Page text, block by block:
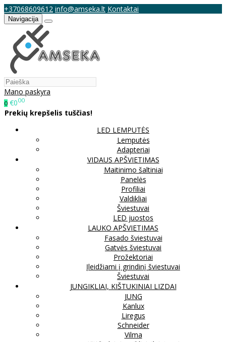
+37068609612 info@amseka.lt Kontaktai
Navigacija
Mano paskyra
0 €000
Prekių krepšelis tuščias!
LED LEMPUTĖS
Lemputės
Adapteriai
VIDAUS APŠVIETIMAS
Maitinimo šaltiniai
Panelės
Profiliai
Valdikliai
Šviestuvai
LED juostos
LAUKO APŠVIETIMAS
Fasado šviestuvai
Gatvės šviestuvai
Prožektoriai
Įleidžiami į grindinį šviestuvai
Šviestuvai
JUNGIKLIAI, KIŠTUKINIAI LIZDAI
JUNG
Kanlux
Liregus
Schneider
Vilma